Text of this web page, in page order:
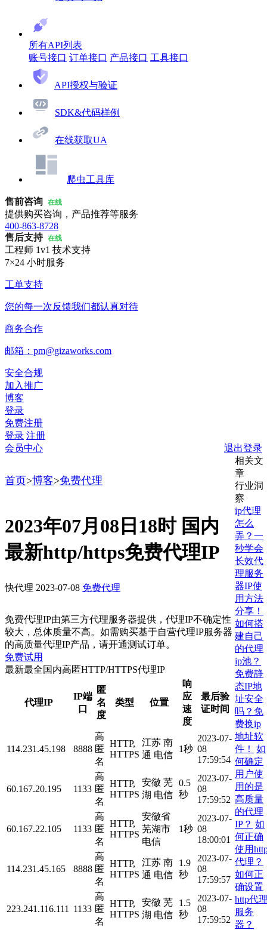
所有API列表
账号接口 订单接口 产品接口 工具接口
API授权与验证
SDK&代码样例
在线获取UA
爬虫工具库
售前咨询 在线
提供购买咨询，产品推荐等服务
400-863-8728
售后支持 在线
工程师 1v1 技术支持
7×24 小时服务
工单支持
您的每一次反馈我们都认真对待
商务合作
邮箱：pm@gizaworks.com
安全合规
加入推广
博客
登录
免费注册
登录 注册
会员中心
退出登录
首页>博客>免费代理
2023年07月08日18时 国内
最新http/https免费代理IP
快代理 2023-07-08 免费代理
免费代理IP由第三方代理服务器提供，代理IP不确定性
较大，总体质量不高。如需购买基于自营代理IP服务器
的高质量代理IP产品，请开通测试订单。
免费试用
最新最全国内高匿HTTP/HTTPS代理IP
代理IP
IP端
口
匿
名
度
类型 位置
响
应
速
度
最后验
证时间
114.231.45.198 8888
高
匿
名
HTTP,
HTTPS
江苏 南
通 电信
1秒
2023-07-
08
17:59:54
60.167.20.195 1133
高
匿
名
HTTP,
HTTPS
安徽 芜
湖 电信
0.5
秒
2023-07-
08
17:59:52
60.167.22.105 1133
高
匿
名
HTTP,
HTTPS
安徽省
芜湖市
电信
1秒
2023-07-
08
18:00:01
114.231.45.165 8888
高
匿
名
HTTP,
HTTPS
江苏 南
通 电信
1.9
秒
2023-07-
08
17:59:57
223.241.116.111 1133
高
匿
名
HTTP,
HTTPS
安徽 芜
湖 电信
1.5
秒
2023-07-
08
17:59:52
相关文
章
行业洞
察
ip代理
怎么
弄？一
秒学会
长效代
理服务
器IP使
用方法
分享！
如何搭
建自己
的代理
ip池？
免费静
态IP地
址安全
吗？免
费换ip
地址软
件！
如
何确定
用户使
用的是
高质量
的代理
IP？ 如
何正确
使用
代理？
如何正
确设置
http代
服务
器？